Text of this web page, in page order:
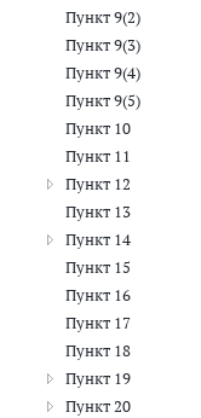
Пункт 9(2)
Пункт 9(3)
Пункт 9(4)
Пункт 9(5)
Пункт 10
Пункт 11
Пункт 12
Пункт 13
Пункт 14
Пункт 15
Пункт 16
Пункт 17
Пункт 18
Пункт 19
Пункт 20